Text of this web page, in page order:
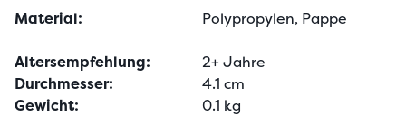
Material: Polypropylen, Pappe
Altersempfehlung:
2+ Jahre
Durchmesser:
4.1 cm
Gewicht:
0.1 kg